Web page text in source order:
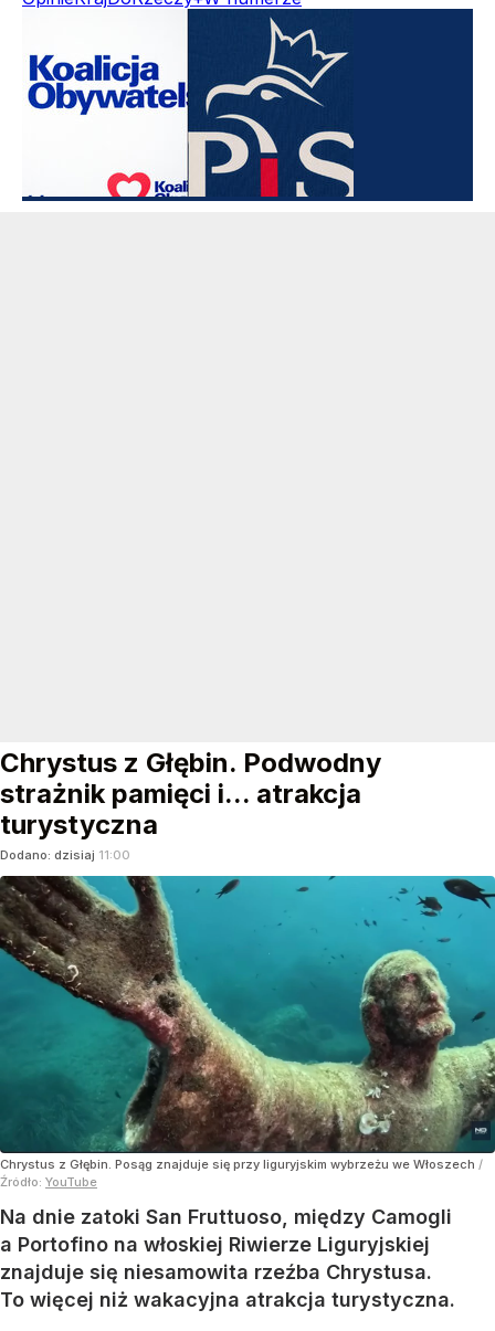
Chrystus z Głębin. Podwodny
strażnik pamięci i... atrakcja
turystyczna
Dodano: dzisiaj 11:00
Chrystus z Głębin. Posąg znajduje się przy liguryjskim wybrzeżu we Włoszech /
Źródło: YouTube
Na dnie zatoki San Fruttuoso, między Camogli
a Portofino na włoskiej Riwierze Liguryjskiej
znajduje się niesamowita rzeźba Chrystusa.
To więcej niż wakacyjna atrakcja turystyczna.